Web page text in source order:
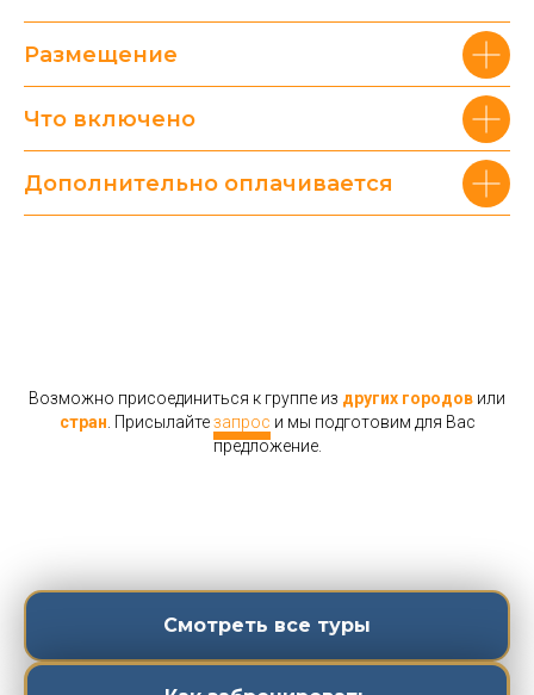
Размещение
Что включено
Дополнительно оплачивается
Возможно присоединиться к группе из других городов или
стран. Присылайтезапрос и мы подготовим для Вас
предложение.
Смотреть все туры